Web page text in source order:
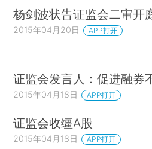
杨剑波状告证监会二审开
2015年04月20日 APP打开
证监会发言人：促进融券
2015年04月18日 APP打开
证监会收缰A股
2015年04月18日 APP打开